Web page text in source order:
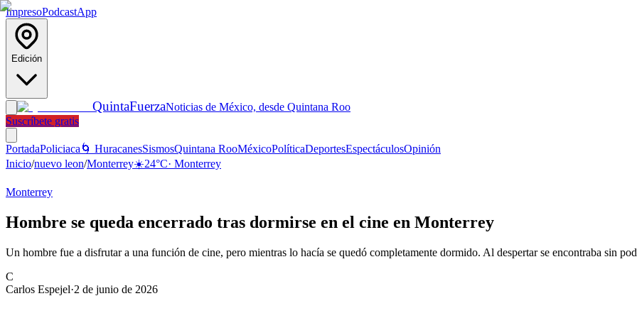
ImpresoPodcastApp
Edición
QuintaFuerzaNoticias de México, desde Quintana Roo
Suscríbete gratis
PortadaPoliciaca 🌀 HuracanesSismosQuintana RooMéxicoPolíticaDeportesEspectáculosOpinión
Inicio/nuevo leon/Monterrey☀️24°C· Monterrey
Monterrey
Hombre se queda encerrado tras dormirse en el cine en Monterrey
Un hombre fue a disfrutar a una función de cine, pero mientras lo hacía se quedó completamente dormido. Al despertar se encontraba sin
C
Carlos Espejel·2 de junio de 2026